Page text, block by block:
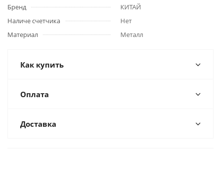
Бренд
КИТАЙ
Наличе счетчика
Нет
Материал
Металл
Как купить
Оплата
Доставка